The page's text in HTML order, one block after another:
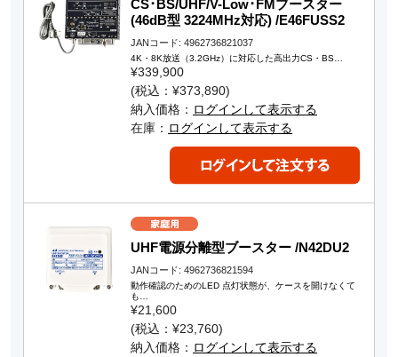
CS･BS/UHF/V-Low･FMブースター
(46dB型 3224MHz対応) /E46FUSS2
JANコード: 4962736821037
4K・8K放送（3.2GHz）に対応した高出力CS・BS…
¥339,900
(税込：¥373,890)
納入価格： ログインして表示する
在庫： ログインして表示する
UHF電源分離型ブースター /N42DU2
JANコード: 4962736821594
動作確認のためのLED 点灯状態が、ケースを開けなくて
も…
¥21,600
(税込：¥23,760)
納入価格： ログインして表示する